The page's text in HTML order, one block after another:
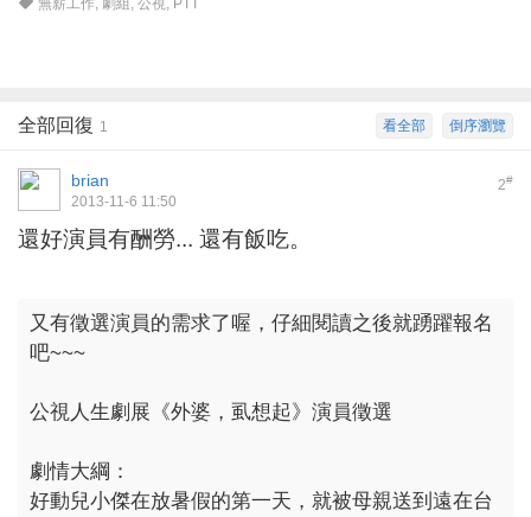
倒序瀏覽
看全部
全部回復 1
2#
brian
2013-11-6 11:50
還好演員有酬勞... 還有飯吃。
又有徵選演員的需求了喔，仔細閱讀之後就踴躍報名
吧~~~
公視人生劇展《外婆，虱想起》演員徵選
劇情大綱：
好動兒小傑在放暑假的第一天，就被母親送到遠在台